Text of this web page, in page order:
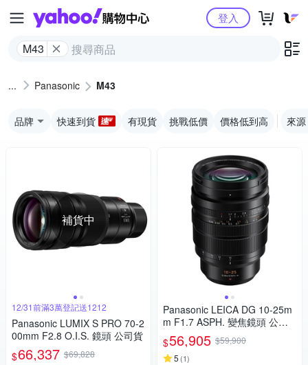
Yahoo購物中心
M43
登入
Panasonic M43
品牌 快速到貨 有現貨 挑戰低價 價格低到高 來源
補貨中
12/31前滿3萬登記送1212
Panasonic LUMIX S PRO 70-2
00mm F2.8 O.I.S. 鏡頭 公司貨
$66,337 $69,828
Panasonic LEICA DG 10-25m
m F1.7 ASPH. 變焦鏡頭 公司
貨
$56,905 $59,900
5 (1)